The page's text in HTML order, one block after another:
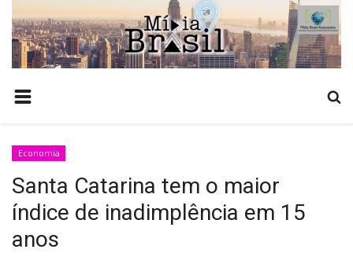
HOME
COMO ANUNCIAR
NOTÍCIAS
POLÍCIA
ESTADO
POLÍTICA
Economia
Santa Catarina tem o maior
índice de inadimplência em 15
anos